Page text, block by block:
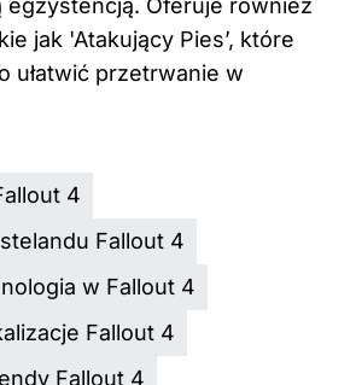
jak 'Atakujący Pies’, które
ułatwić przetrwanie w
4
Fallout 4
w Fallout 4
Fallout 4
Fallout 4